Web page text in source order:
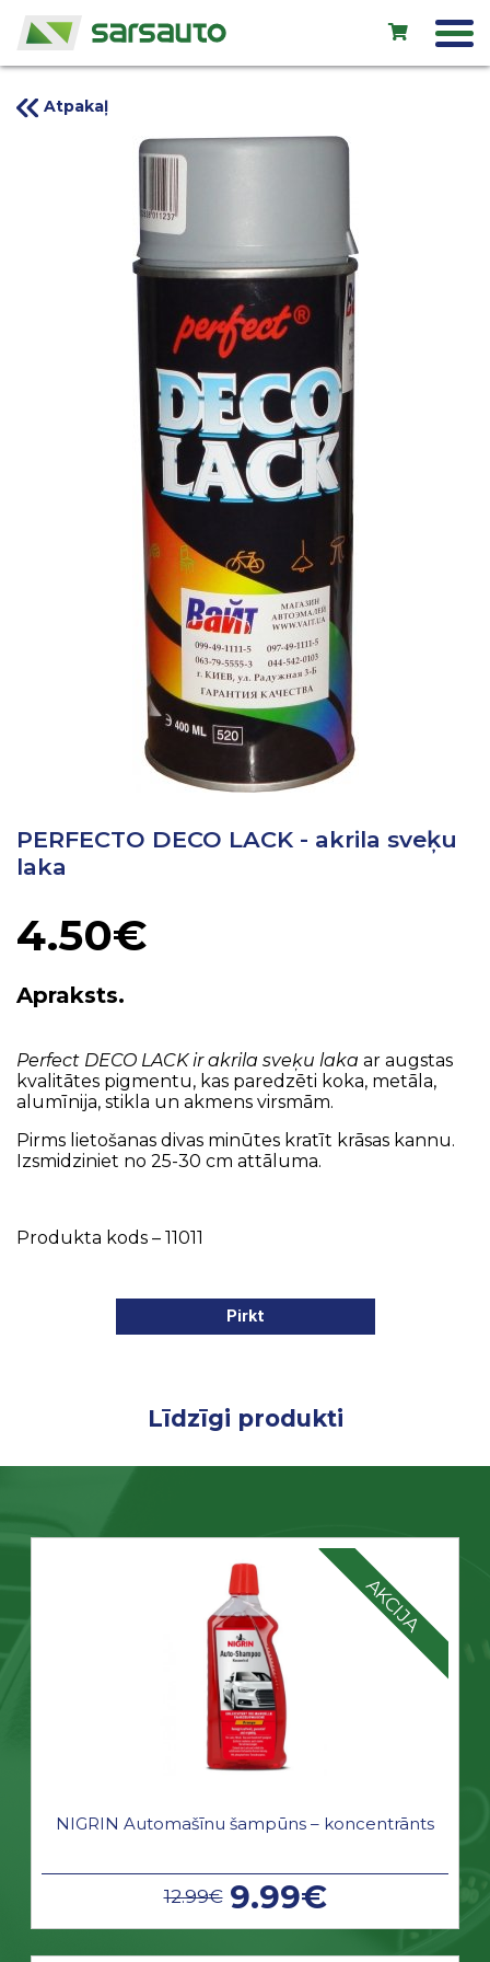
Exol eļļas
Autoserviss
Veikals
Jauni auto
Lietoti auto
Kontakti
LV EN RU
Atpakaļ
PERFECTO DECO LACK - akrila sveķu
laka
4.50€
Apraksts.
Perfect DECO LACK ir akrila sveķu laka ar augstas
kvalitātes pigmentu, kas paredzēti koka, metāla,
alumīnija, stikla un akmens virsmām.
Pirms lietošanas divas minūtes kratīt krāsas kannu.
Izsmidziniet no 25-30 cm attāluma.
Produkta kods – 11011
Pirkt
Līdzīgi produkti
AKCIJA
NIGRIN Automašīnu šampūns – koncentrānts
12.99€ 9.99€